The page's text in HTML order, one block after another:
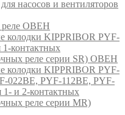
насосов и вентиляторов
реле ОВЕН
колодки KIPPRIBOR PYF-
1-контактных
реле серии SR) ОВЕН
колодки KIPPRIBOR PYF-
022BE, PYF-112BE, PYF-
1- и 2-контактных
реле серии MR)